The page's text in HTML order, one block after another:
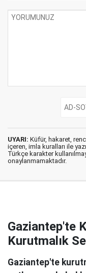
UYARI: Küfür, hakaret,
içeren, imla kuralları ile
Türkçe karakter
onaylanmamaktadır.
Gaziantep'te
Kurutmalık
Gaziantep'te